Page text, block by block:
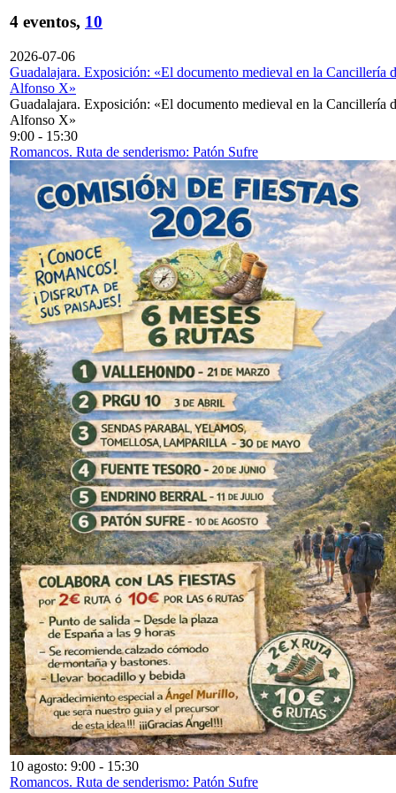
4 eventos, 10
2026-07-06
Guadalajara. Exposición: «El documento medieval en la Cancillería
Alfonso X»
Guadalajara. Exposición: «El documento medieval en la Cancillería
Alfonso X»
9:00 - 15:30
Romancos. Ruta de senderismo: Patón Sufre
10 agosto: 9:00 - 15:30
Romancos. Ruta de senderismo: Patón Sufre